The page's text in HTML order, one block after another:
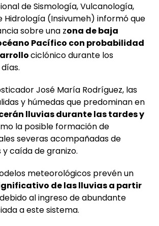
de Sismología, Vulcanología,
Hidrología (Insivumeh) informó que
sobre una zona de baja
Pacífico con probabilidad
ciclónico durante los
José María Rodríguez, las
y húmedas que predominan en
lluvias durante las tardes y
la posible formación de
severas acompañadas de
caída de granizo.
meteorológicos prevén un
de las lluvias a partir
debido al ingreso de abundante
a este sistema.